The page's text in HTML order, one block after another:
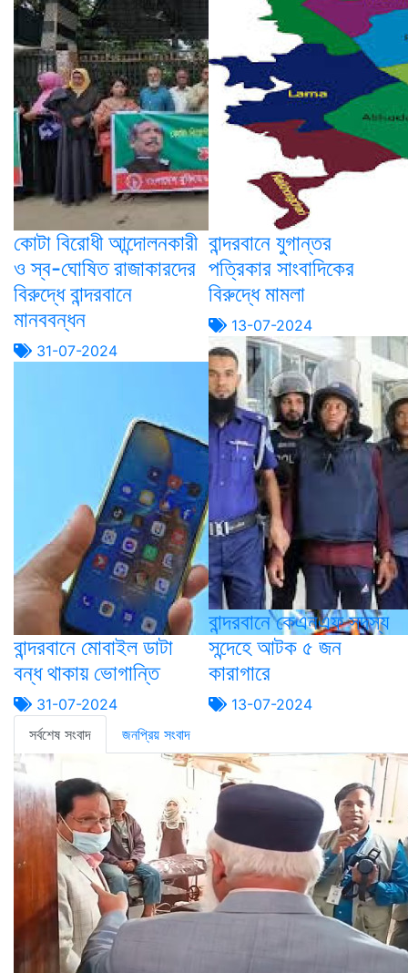
কোটা বিরোধী আন্দোলনকারী
ও স্ব-ঘোষিত রাজাকারদের
বিরুদ্ধে বান্দরবানে
মানববন্ধন
31-07-2024
বান্দরবানে মোবাইল ডাটা
বন্ধ থাকায় ভোগান্তি
31-07-2024
বান্দরবানে যুগান্তর
পত্রিকার সাংবাদিকের
বিরুদ্ধে মামলা
13-07-2024
বান্দরবানে কেএনএফ সদস্য
সন্দেহে আটক ৫ জন
কারাগারে
13-07-2024
সর্বশেষ সংবাদ
জনপ্রিয় সংবাদ